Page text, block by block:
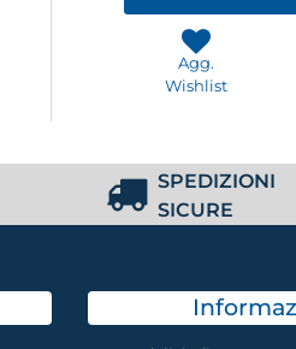
Agg.
Wishlist
SPEDIZIONI
SICURE